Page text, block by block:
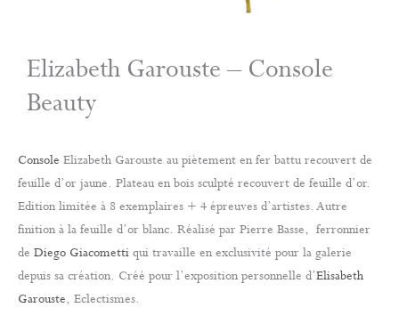
Elizabeth Garouste – Console
Beauty
Console Elizabeth Garouste au piètement en fer battu recouvert de
feuille d’or jaune. Plateau en bois sculpté recouvert de feuille d’or.
Edition limitée à 8 exemplaires + 4 épreuves d’artistes. Autre
finition à la feuille d’or blanc. Réalisé par Pierre Basse, ferronnier
de Diego Giacometti qui travaille en exclusivité pour la galerie
depuis sa création. Créé pour l’exposition personnelle d’Elisabeth
Garouste, Eclectismes.